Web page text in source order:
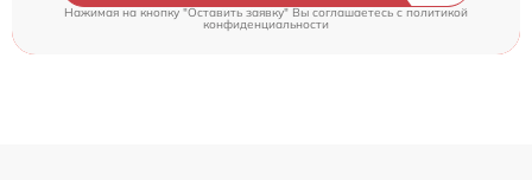
Нажимая на кнопку "Оставить заявку" Вы соглашаетесь cполитикой
конфиденциальности